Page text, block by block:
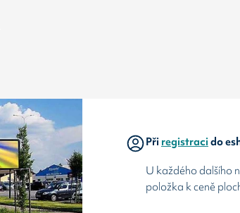
Přiregistracido
U každého dalšího
položka k ceně